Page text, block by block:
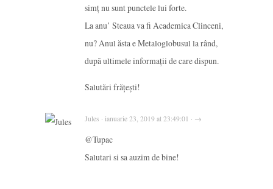
simț nu sunt punctele lui forte.
La anu’ Steaua va fi Academica Clinceni,
nu? Anul ăsta e Metaloglobusul la rând,
după ultimele informații de care dispun.
Salutări frățești!
Jules · ianuarie 23, 2019 at 23:49:01 · →
@Tupac
Salutari si sa auzim de bine!